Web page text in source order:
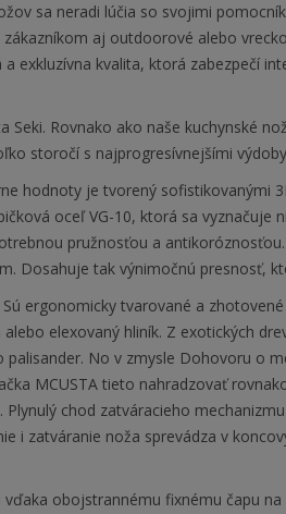
sa neradi lúčia so svojimi
aj outdoorové alebo
exkluzívna kvalita, ktorá zabezpečí
Seki. Rovnako ako naše kuchynské
storočí s najprogresívnejšími
hodnoty je tvorený sofistikovanými
oceľ VG-10, ktorá sa vyznačuje
pružnosťou a
Dosahuje tak výnimočnú presnosť,
ergonomicky tvarované a
elexovaný hliník. Z exotických
No v zmysle Dohovoru o
MCUSTA tieto nahradzovať
chod zatváracieho
i zatváranie noža sprevádza v
obojstrannému fixnému čapu